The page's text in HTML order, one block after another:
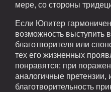
мере, со стороны
Если Юпитер
возможность выступить
благотворителя или
тех его жизненных
понравятся; при
аналогичные претензии,
благотворительность